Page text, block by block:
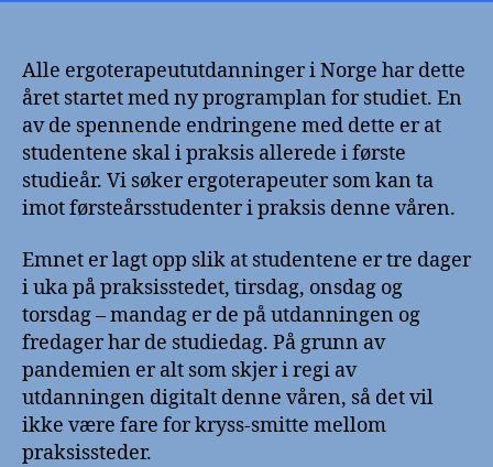
Alle ergoterapeututdanninger i Norge har dette
året startet med ny programplan for studiet. En
av de spennende endringene med dette er at
studentene skal i praksis allerede i første
studieår. Vi søker ergoterapeuter som kan ta
imot førsteårsstudenter i praksis denne våren.
Emnet er lagt opp slik at studentene er tre dager
i uka på praksisstedet, tirsdag, onsdag og
torsdag – mandag er de på utdanningen og
fredager har de studiedag. På grunn av
pandemien er alt som skjer i regi av
utdanningen digitalt denne våren, så det vil
ikke være fare for kryss-smitte mellom
praksissteder.